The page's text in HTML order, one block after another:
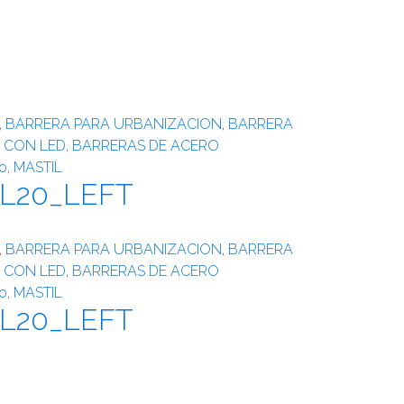
, BARRERA PARA URBANIZACION, BARRERA
CON LED, BARRERAS DE ACERO
, MASTIL
, BARRERA PARA URBANIZACION, BARRERA
CON LED, BARRERAS DE ACERO
, MASTIL